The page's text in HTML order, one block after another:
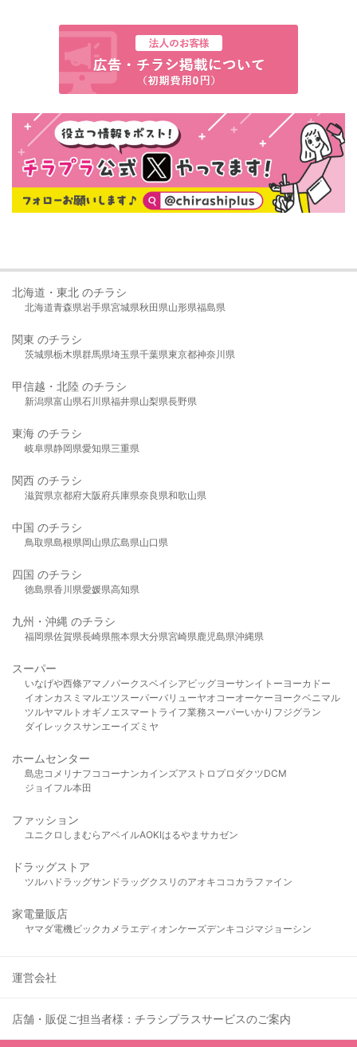
北海道・東北 のチラシ
北海道青森県岩手県宮城県秋田県山形県福島県
関東 のチラシ
茨城県栃木県群馬県埼玉県千葉県東京都神奈川県
甲信越・北陸 のチラシ
新潟県富山県石川県福井県山梨県長野県
東海 のチラシ
岐阜県静岡県愛知県三重県
関西 のチラシ
滋賀県京都府大阪府兵庫県奈良県和歌山県
中国 のチラシ
鳥取県島根県岡山県広島県山口県
四国 のチラシ
徳島県香川県愛媛県高知県
九州・沖縄 のチラシ
福岡県佐賀県長崎県熊本県大分県宮崎県鹿児島県沖縄県
スーパー
いなげや西條アマノパークスベイシア ビッグヨーサンイトーヨーカドー
イオンカスミ マルエツスーパーバリューヤオコーオーケー ヨークベニマル
ツルヤマルト オギノ エスマート ライフ業務スーパーいかり フジグラン
ダイレックスサンエーイズミヤ
ホームセンター
島忠 コメリ ナフコ コーナンカインズアストロプロダクツDCM
ジョイフル本田
ファッション
ユニクロ しまむら アベイルAOKIはるやま サカゼン
ドラッグストア
ツルハドラッグサンドラッグクスリのアオキ ココカラファイン
家電量販店
ヤマダ電機ビックカメラ エディオンケーズデンキ コジマジョーシン
運営会社
店舗・販促ご担当者様：チラシプラスサービスのご案内